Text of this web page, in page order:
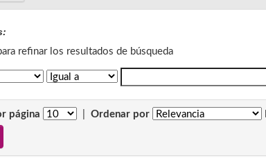
refinar los resultados de búsqueda
página Ordenar por